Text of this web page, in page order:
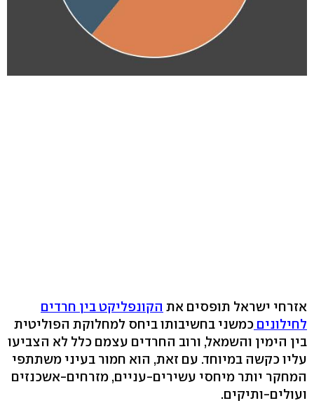
אזרחי ישראל תופסים את הקונפליקט בין חרדים
לחילונים כמשני בחשיבותו ביחס למחלוקת הפוליטית
בין הימין והשמאל, ורוב החרדים עצמם כלל לא הצביעו
עליו כקשה במיוחד. עם זאת, הוא חמור בעיני משתתפי
המחקר יותר מיחסי עשירים-עניים, מזרחים-אשכנזים
ועולים-ותיקים.